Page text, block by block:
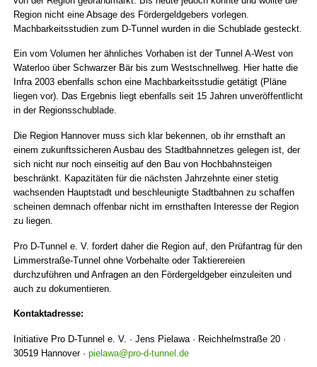
Region nicht eine Absage des Fördergeldgebers vorlegen.
Machbarkeitsstudien zum D-Tunnel wurden in die Schublade gesteckt.
Ein vom Volumen her ähnliches Vorhaben ist der Tunnel A-West von
Waterloo über Schwarzer Bär bis zum Westschnellweg. Hier hatte die
Infra 2003 ebenfalls schon eine Machbarkeitsstudie getätigt (Pläne
liegen vor). Das Ergebnis liegt ebenfalls seit 15 Jahren unveröffentlicht
in der Regionsschublade.
Die Region Hannover muss sich klar bekennen, ob ihr ernsthaft an
einem zukunftssicheren Ausbau des Stadtbahnnetzes gelegen ist, der
sich nicht nur noch einseitig auf den Bau von Hochbahnsteigen
beschränkt. Kapazitäten für die nächsten Jahrzehnte einer stetig
wachsenden Hauptstadt und beschleunigte Stadtbahnen zu schaffen
scheinen demnach offenbar nicht im ernsthaften Interesse der Region
zu liegen.
Pro D-Tunnel e. V. fordert daher die Region auf, den Prüfantrag für den
Limmerstraße-Tunnel ohne Vorbehalte oder Taktierereien
durchzuführen und Anfragen an den Fördergeldgeber einzuleiten und
auch zu dokumentieren.
Kontaktadresse:
Initiative Pro D-Tunnel e. V. · Jens Pielawa · Reichhelmstraße 20 ·
30519 Hannover · pielawa@pro-d-tunnel.de